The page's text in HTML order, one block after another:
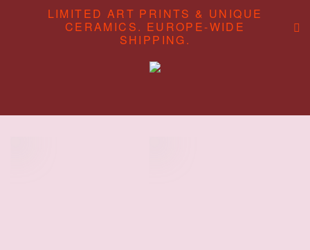
LIMITED ART PRINTS & UNIQUE
CERAMICS. EUROPE-WIDE
SHIPPING.